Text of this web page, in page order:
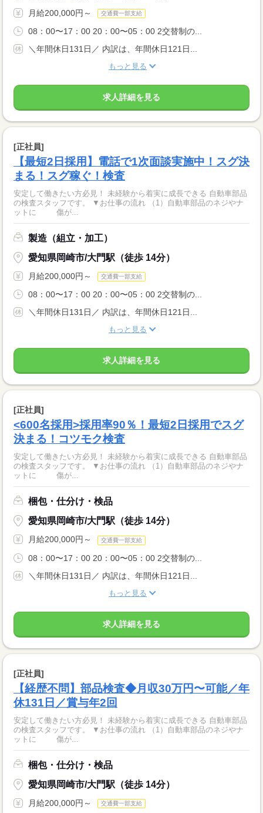
月給200,000円～ 交通費一部支給
08：00〜17：00 20：00〜05：00 2交替制の...
＼年間休日131日／ 内訳は、年間休日121日...
もっと見る
求人詳細を見る
[正社員]
【最短2日採用】電話で1次面談実施中！スグ決
まる！スグ稼ぐ！検査
安定して働きたい方必見！ 未経験から着実に成長できる 自動車部品
の検査スタッフです。 ▼お仕事の流れ （1）自動車部品のネジやナ
ットに 傷が...
製造（組立・加工）
愛知県岡崎市/大門駅（徒歩 14分）
月給200,000円～ 交通費一部支給
08：00〜17：00 20：00〜05：00 2交替制の...
＼年間休日131日／ 内訳は、年間休日121日...
もっと見る
求人詳細を見る
[正社員]
<600名採用>採用率90％！最短2日採用でスグ
決まる！コツモク検査
安定して働きたい方必見！ 未経験から着実に成長できる 自動車部品
の検査スタッフです。 ▼お仕事の流れ （1）自動車部品のネジやナ
ットに 傷が...
梱包・仕分け・検品
愛知県岡崎市/大門駅（徒歩 14分）
月給200,000円～ 交通費一部支給
08：00〜17：00 20：00〜05：00 2交替制の...
＼年間休日131日／ 内訳は、年間休日121日...
もっと見る
求人詳細を見る
[正社員]
【経歴不問】部品検査◆月収30万円〜可能／年
休131日／賞与年2回
安定して働きたい方必見！ 未経験から着実に成長できる 自動車部品
の検査スタッフです。 ▼お仕事の流れ （1）自動車部品のネジやナ
ットに 傷が...
梱包・仕分け・検品
愛知県岡崎市/大門駅（徒歩 14分）
月給200,000円～ 交通費一部支給